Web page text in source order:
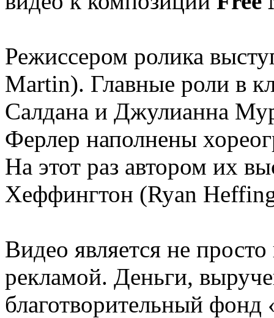
Режиссером ролика
Martin). Главные роли в
Салдана и Джулианна
Ферлер наполнены
На этот раз автором их
Хеффингтон (Ryan
Видео является не
рекламой. Деньги,
благотворительный